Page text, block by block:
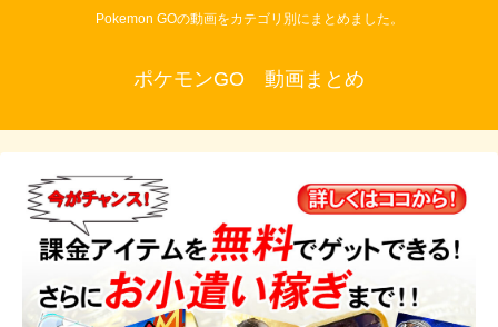
Pokemon GOの動画をカテゴリ別にまとめました。
ポケモンGO 動画まとめ